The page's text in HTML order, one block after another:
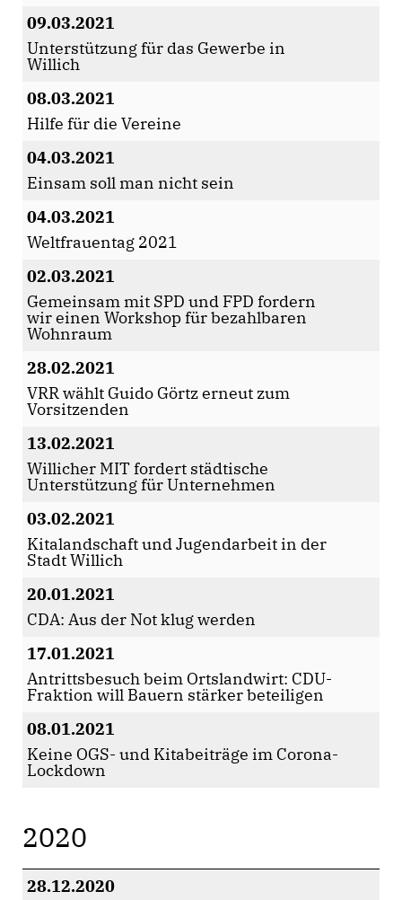
09.03.2021
Unterstützung für das Gewerbe in
Willich
08.03.2021
Hilfe für die Vereine
04.03.2021
Einsam soll man nicht sein
04.03.2021
Weltfrauentag 2021
02.03.2021
Gemeinsam mit SPD und FPD fordern
wir einen Workshop für bezahlbaren
Wohnraum
28.02.2021
VRR wählt Guido Görtz erneut zum
Vorsitzenden
13.02.2021
Willicher MIT fordert städtische
Unterstützung für Unternehmen
03.02.2021
Kitalandschaft und Jugendarbeit in der
Stadt Willich
20.01.2021
CDA: Aus der Not klug werden
17.01.2021
Antrittsbesuch beim Ortslandwirt: CDU-
Fraktion will Bauern stärker beteiligen
08.01.2021
Keine OGS- und Kitabeiträge im Corona-
Lockdown
2020
28.12.2020